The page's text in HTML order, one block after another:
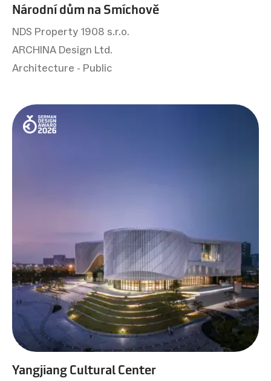
Národní dům na Smíchově
NDS Property 1908 s.r.o.
ARCHINA Design Ltd.
Architecture - Public
Yangjiang Cultural Center